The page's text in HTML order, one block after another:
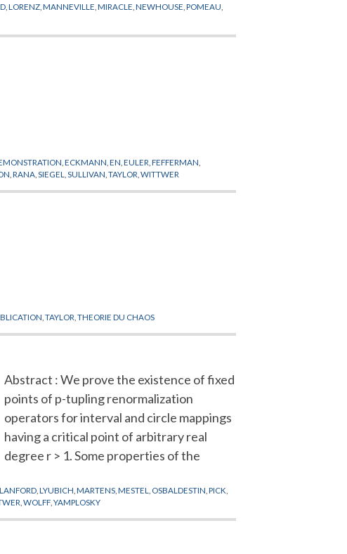
,LORENZ ,MANNEVILLE ,MIRACLE ,NEWHOUSE ,POMEAU
,ECKMANN ,EN ,EULER ,FEFFERMAN
,RANA SIEGEL SULLIVAN ,TAYLOR ,WITTWER
,TAYLOR ,THEORIE DU CHAOS
Abstract : We prove the existence of fixed
points of p-tupling renormalization
operators for interval and circle mappings
having a critical point of arbitrary real
degree r > 1. Some properties of the
LANFORD ,LYUBICH ,MARTENS ,MESTEL OSBALDESTIN ,PICK
,WOLFF ,YAMPLOSKY